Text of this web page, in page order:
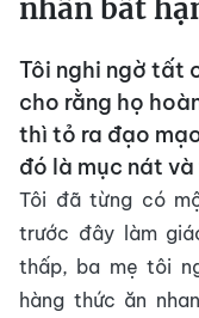
nhân bất
Tôi nghi ngờ tất
cho rằng họ
thì tỏ ra đạo
đó là mục nát
Tôi đã từng có
trước đây làm
thấp, ba mẹ tôi
hàng thức ăn